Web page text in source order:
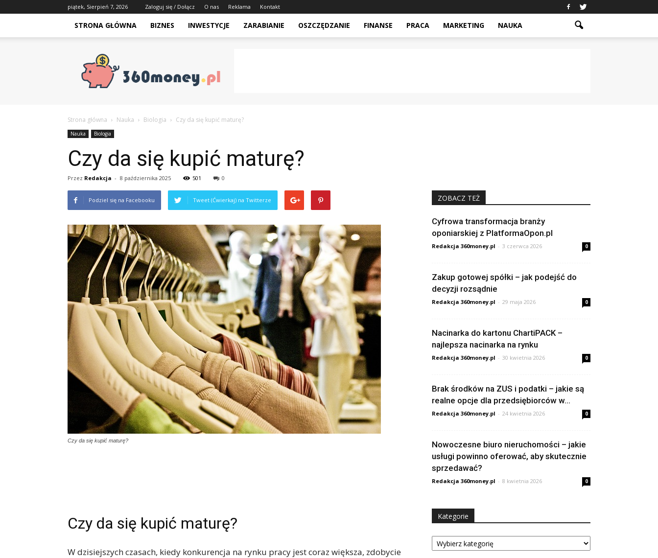
piątek, Sierpień 7, 2026 Zaloguj się / Dołącz O nas Reklama Kontakt
STRONA GŁÓWNA BIZNES INWESTYCJE ZARABIANIE OSZCZĘDZANIE FINANSE PRACA MARKETING NAUKA
Strona główna Nauka Biologia Czy da się kupić maturę?
Nauka Biologia
Czy da się kupić maturę?
Przez Redakcja - 8 października 2025 501 0
Podziel się na Facebooku Tweet (Ćwierkaj) na Twitterze
Czy da się kupić maturę?
Czy da się kupić maturę?
W dzisiejszych czasach, kiedy konkurencja na rynku pracy jest coraz większa, zdobycie
ZOBACZ TEŻ
Cyfrowa transformacja branży
oponiarskiej z PlatformaOpon.pl
Redakcja 360money.pl - 3 czerwca 2026 0
Zakup gotowej spółki – jak podejść do
decyzji rozsądnie
Redakcja 360money.pl - 29 maja 2026 0
Nacinarka do kartonu ChartiPACK –
najlepsza nacinarka na rynku
Redakcja 360money.pl - 30 kwietnia 2026 0
Brak środków na ZUS i podatki – jakie są
realne opcje dla przedsiębiorców w...
Redakcja 360money.pl - 24 kwietnia 2026 0
Nowoczesne biuro nieruchomości – jakie
usługi powinno oferować, aby skutecznie
sprzedawać?
Redakcja 360money.pl - 8 kwietnia 2026 0
Kategorie
Kategorie